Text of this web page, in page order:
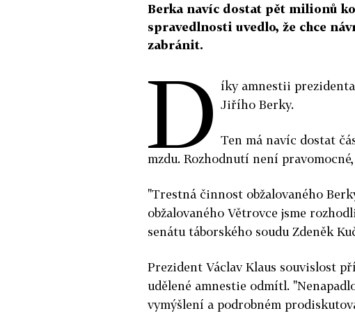
Berka navíc dostat pět milionů
spravedlnosti uvedlo, že chce
zabránit.
D íky amnestii
Jiřího Berky.
Ten má navíc dostat
mzdu. Rozhodnutí není
"Trestná činnost obžalovaného
obžalovaného Větrovce jsme
senátu táborského soudu Zdeněk
Prezident Václav Klaus souvislost
udělené amnestie odmítl.
vymýšlení a podrobném